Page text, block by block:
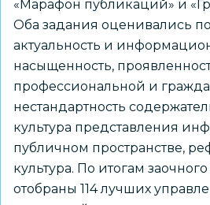
«Марафон публикаций» и
Оба задания оценивались
актуальность и
насыщенность,
профессиональной и
нестандартность
культура представления
публичном пространстве,
культура. По итогам
отобраны 114 лучших